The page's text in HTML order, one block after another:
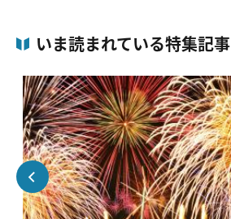
いま読まれている特集記事